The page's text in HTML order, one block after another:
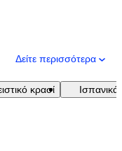
Δείτε περισσότερα
κρασί